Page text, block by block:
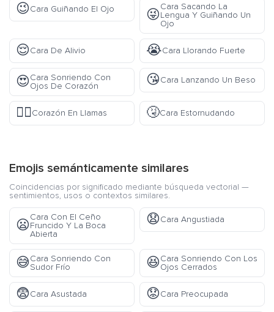
😉Cara Guiñando El Ojo 😜
Cara Sacando La
Lengua Y Guiñando Un
Ojo
😌Cara De Alivio 😭Cara Llorando Fuerte
😍Cara Sonriendo Con
Ojos De Corazón
😘Cara Lanzando Un Beso
❤️‍🔥Corazón En Llamas 🤧Cara Estornudando
Emojis semánticamente similares
Coincidencias por significado mediante búsqueda vectorial —
sentimientos, usos o contextos similares.
😦
Cara Con El Ceño
Fruncido Y La Boca
Abierta
😧Cara Angustiada
😅Cara Sonriendo Con
Sudor Frío
😆Cara Sonriendo Con Los
Ojos Cerrados
😨Cara Asustada 😟Cara Preocupada